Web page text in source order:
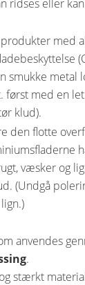
ridses eller
med
smukke metal
først med en
klud).
den flotte
væsker og
(Undgå
anvendes
.
stærkt